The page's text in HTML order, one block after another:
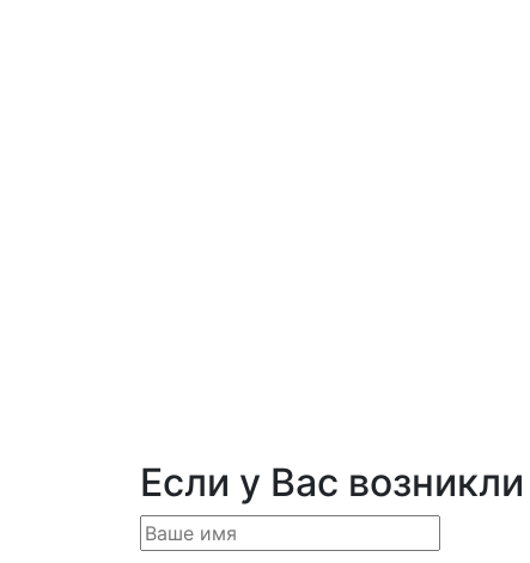
Если у Вас